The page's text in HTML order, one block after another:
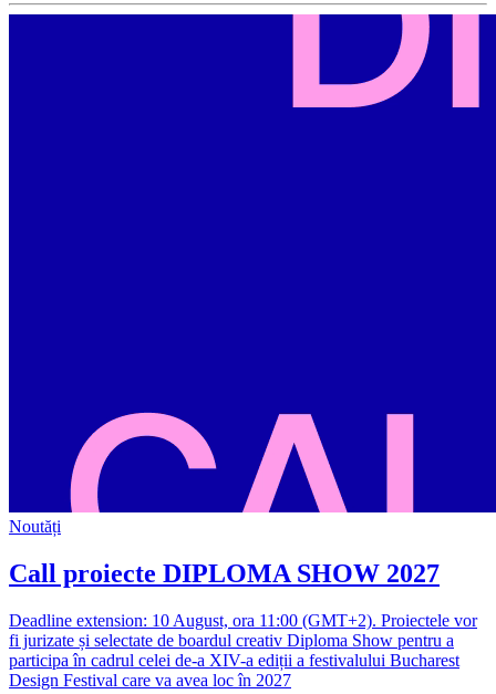
Noutăți
Call proiecte DIPLOMA SHOW 2027
Deadline extension: 10 August, ora 11:00 (GMT+2). Proiectele vor
fi jurizate și selectate de boardul creativ Diploma Show pentru a
participa în cadrul celei de-a XIV-a ediții a festivalului Bucharest
Design Festival care va avea loc în 2027